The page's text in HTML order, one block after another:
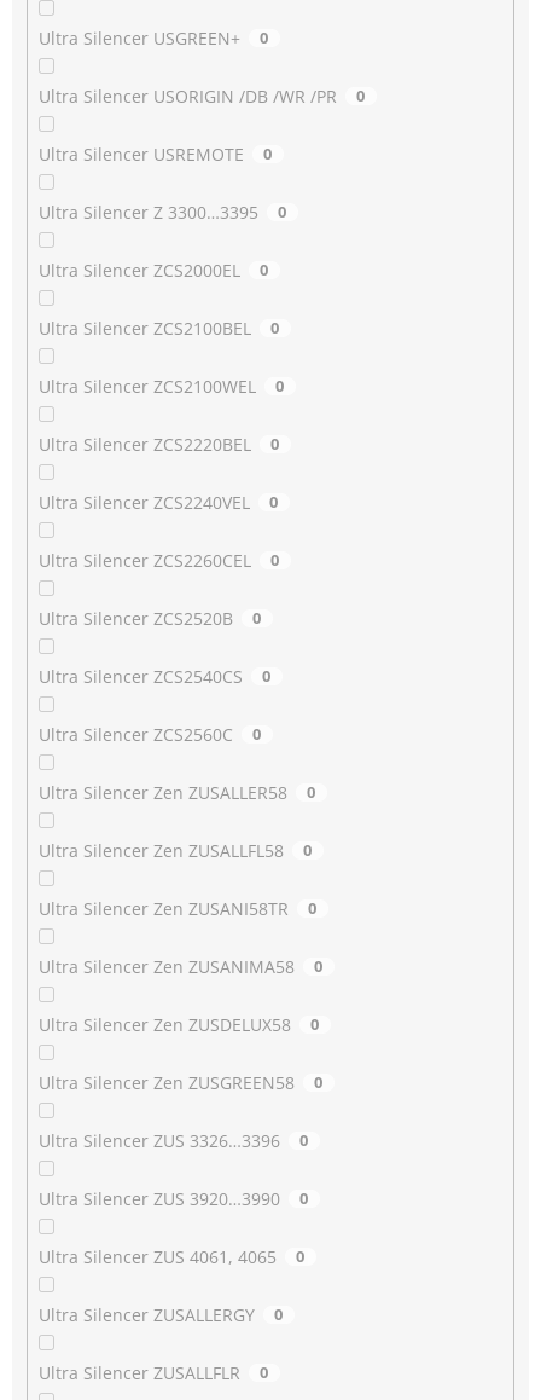
Ultra Silencer USGREEN+ 0
Ultra Silencer USORIGIN /DB /WR /PR 0
Ultra Silencer USREMOTE 0
Ultra Silencer Z 3300…3395 0
Ultra Silencer ZCS2000EL 0
Ultra Silencer ZCS2100BEL 0
Ultra Silencer ZCS2100WEL 0
Ultra Silencer ZCS2220BEL 0
Ultra Silencer ZCS2240VEL 0
Ultra Silencer ZCS2260CEL 0
Ultra Silencer ZCS2520B 0
Ultra Silencer ZCS2540CS 0
Ultra Silencer ZCS2560C 0
Ultra Silencer Zen ZUSALLER58 0
Ultra Silencer Zen ZUSALLFL58 0
Ultra Silencer Zen ZUSANI58TR 0
Ultra Silencer Zen ZUSANIMA58 0
Ultra Silencer Zen ZUSDELUX58 0
Ultra Silencer Zen ZUSGREEN58 0
Ultra Silencer ZUS 3326…3396 0
Ultra Silencer ZUS 3920…3990 0
Ultra Silencer ZUS 4061, 4065 0
Ultra Silencer ZUSALLERGY 0
Ultra Silencer ZUSALLFLR 0